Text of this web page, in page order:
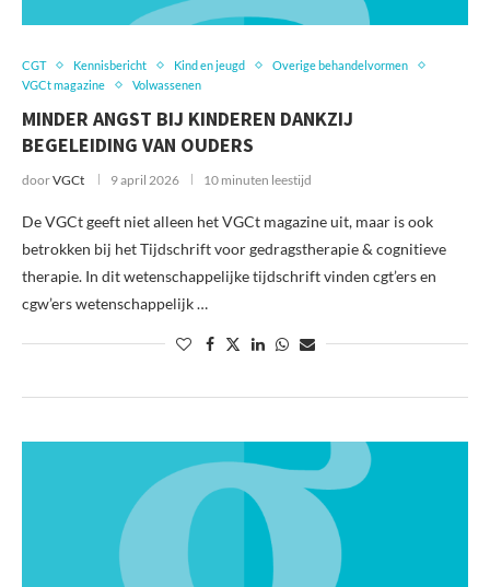
CGT Kennisbericht Kind en jeugd
Overige behandelvormen
VGCt magazine
Volwassenen
MINDER ANGST BIJ KINDEREN DANKZIJ
BEGELEIDING VAN OUDERS
doorVGCt 9 april 2026 10 minuten leestijd
De VGCt geeft niet alleen het VGCt magazine uit, maar is ook
betrokken bij het Tijdschrift voor gedragstherapie & cognitieve
therapie. In dit wetenschappelijke tijdschrift vinden cgt’ers en
cgw’ers wetenschappelijk …